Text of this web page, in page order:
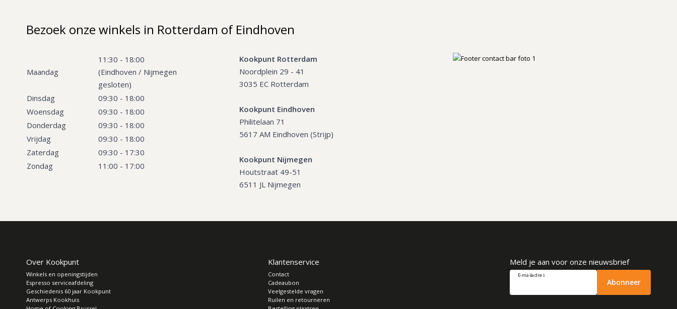
Bezoek onze winkels in Rotterdam of Eindhoven
Maandag
11:30 - 18:00
(Eindhoven / Nijmegen
gesloten)
Dinsdag
09:30 - 18:00
Woensdag
09:30 - 18:00
Donderdag
09:30 - 18:00
Vrijdag
09:30 - 18:00
Zaterdag
09:30 - 17:30
Zondag
11:00 - 17:00
Kookpunt Rotterdam
Noordplein 29 - 41
3035 EC Rotterdam
Kookpunt Eindhoven
Philitelaan 71
5617 AM Eindhoven (Strijp)
Kookpunt Nijmegen
Houtstraat 49-51
6511 JL Nijmegen
Over Kookpunt
Winkels en openingstijden
Espresso serviceafdeling
Geschiedenis 60 jaar Kookpunt
Antwerps Kookhuis
Klantenservice
Contact
Cadeaubon
Veelgestelde vragen
Ruilen en retourneren
Meld je aan voor onze nieuwsbrief
E-mailadres
Abonneer